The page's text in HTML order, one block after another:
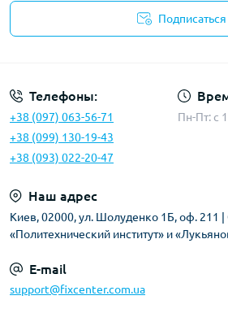
Подписаться
Телефоны:
+38 (097) 063-56-71
+38 (099) 130-19-43
+38 (093) 022-20-47
Пн-Пт: c
Наш адрес
Киев, 02000, ул. Шолуденко 1Б, оф. 211 |
«Политехнический институт» и
E-mail
support@fixcenter.com.ua